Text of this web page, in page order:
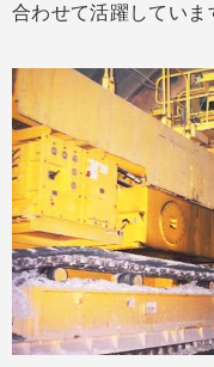
合わせて活躍していま